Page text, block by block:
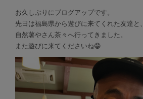
お久しぶりにブログアップです。
先日は福島県から遊びに来てくれた友達と
自然薯やさん茶々へ行ってきました。
また遊びに来てくださいね😁